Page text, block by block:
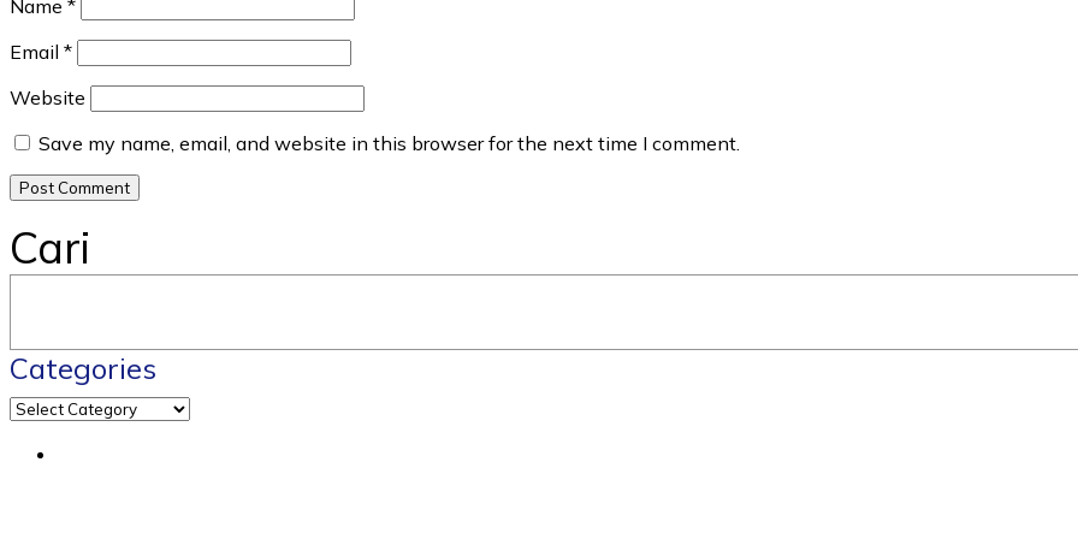
Name *
Email *
Website
Save my name, email, and website in this browser for the next time I comment.
Cari
Categories